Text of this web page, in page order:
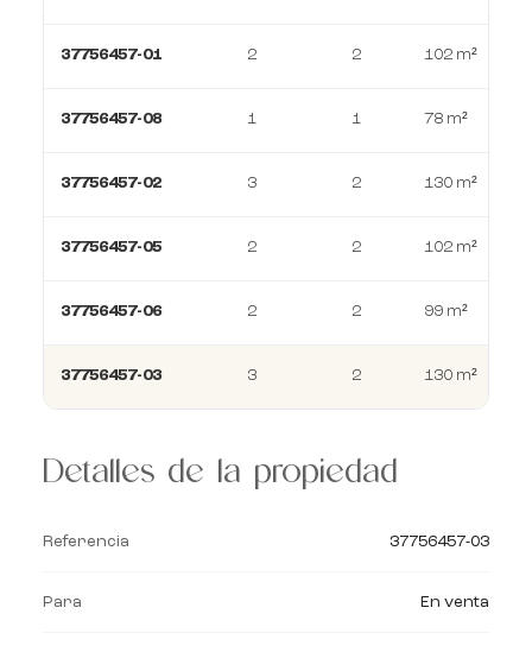
37756457-01 2 2 102 m²
37756457-08 1 1 78 m²
37756457-02 3 2 130 m²
37756457-05 2 2 102 m²
37756457-06 2 2 99 m²
37756457-03 3 2 130 m²
Detalles de la propiedad
Referencia 37756457-03
Para En venta